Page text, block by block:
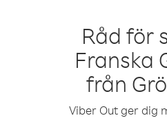
Råd för
Franska
från
Viber Out ger dig